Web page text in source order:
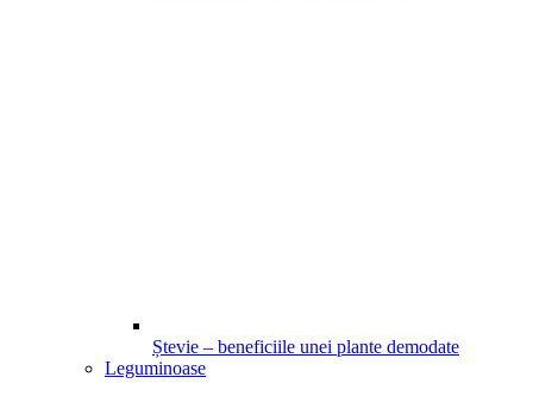
Ștevie – beneficiile unei plante demodate
Leguminoase